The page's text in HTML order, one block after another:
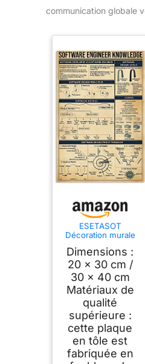
communication globale
ESETASOT
Décoration murale
logiciel - Infographie
- Affiche de lecture
- Plaques de guide
d'ingénieur - 30,5 x
40,6 cm
Dimensions :
20 x 30 cm /
30 x 40 cm
Matériaux de
qualité
supérieure :
cette plaque
en tôle est
fabriquée en